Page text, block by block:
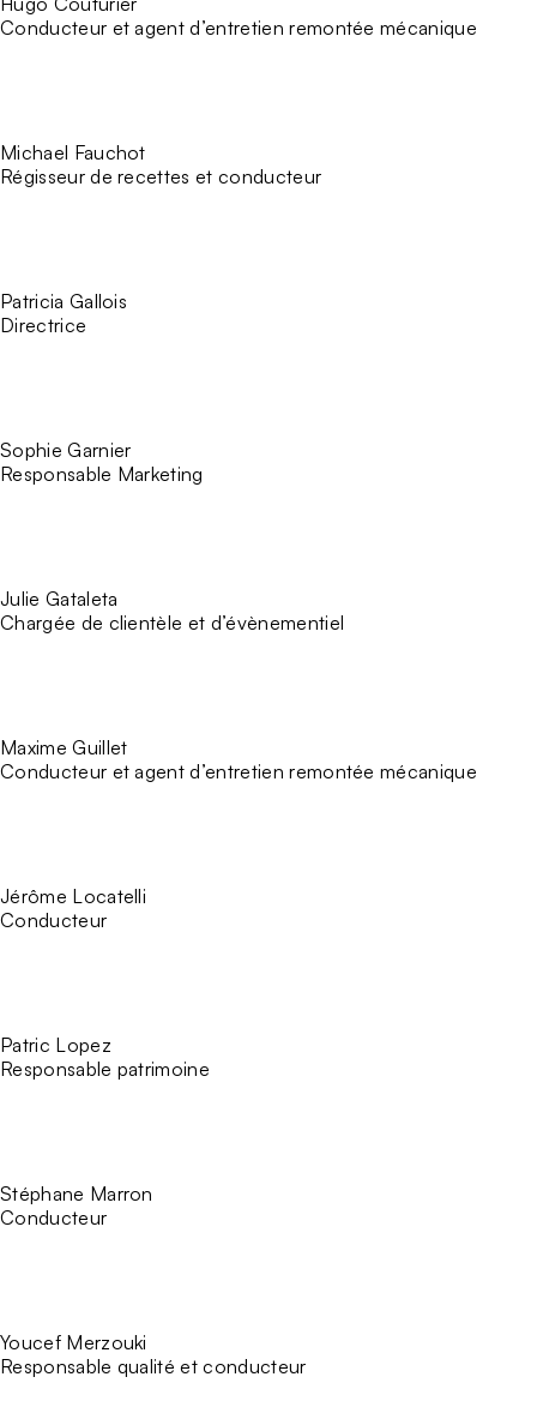
Conducteur et agent d’entretien remontée mécanique
Michael Fauchot
Régisseur de recettes et conducteur
Patricia Gallois
Directrice
Sophie Garnier
Responsable Marketing
Julie Gataleta
Chargée de clientèle et d’évènementiel
Maxime Guillet
Conducteur et agent d’entretien remontée mécanique
Jérôme Locatelli
Conducteur
Patric Lopez
Responsable patrimoine
Stéphane Marron
Conducteur
Youcef Merzouki
Responsable qualité et conducteur